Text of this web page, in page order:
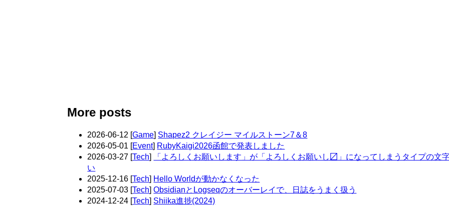
More posts
2026-06-12 [Game] Shapez2 クレイジー マイルストーン7＆8
2026-05-01 [Event] RubyKaigi2026函館で発表しました
2026-03-27 [Tech]
「よろしくお願いします」が「よろしくお願いし〼」になってしまうタイプの文
い
2025-12-16 [Tech] Hello Worldが動かなくなった
2025-07-03 [Tech]ObsidianとLogseqのオーバーレイで、日誌をうまく扱う
2024-12-24 [Tech] Shiika進捗(2024)